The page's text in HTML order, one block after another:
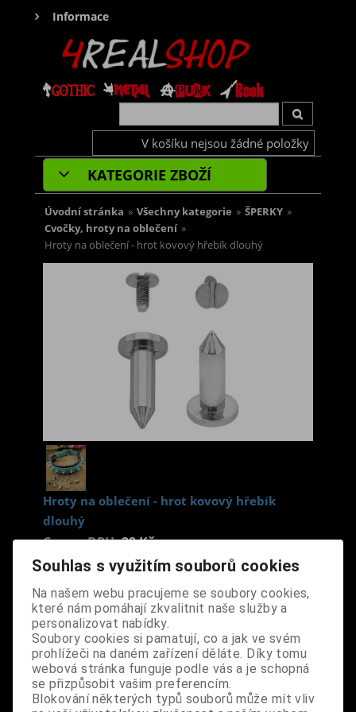
Informace
V košíku nejsou žádné položky
KATEGORIE ZBOŽÍ
Úvodní stránka » Všechny kategorie » ŠPERKY »
Cvočky, hroty na oblečení »
Hroty na oblečení - hrot kovový hřebík dlouhý
Hroty na oblečení - hrot kovový hřebík
dlouhý
Cena s DPH:28 Kč
Dodání dny:skladem
ks
Koupit
Tabulky velikostí: zde
Výrobce: CZ
Katalogové číslo: DOPHHROBPUS7331
Záruka (měsíců):24
Souhlas s využitím souborů cookies
Na našem webu pracujeme se soubory cookies,
které nám pomáhají zkvalitnit naše služby a
personalizovat nabídky.
Soubory cookies si pamatují, co a jak ve svém
prohlížeči na daném zařízení děláte. Díky tomu
webová stránka funguje podle vás a je schopná
se přizpůsobit vašim preferencím.
Blokování některých typů souborů může mít vliv